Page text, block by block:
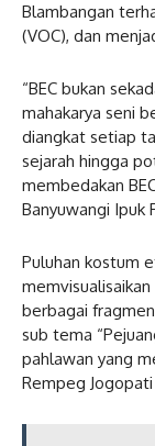
Blambangan
(VOC), dan
“BEC bukan
mahakarya seni
diangkat setiap
sejarah hingga
membedakan
Banyuwangi Ipuk
Puluhan kostum
berbagai
sub tema
pahlawan yang
Rempeg